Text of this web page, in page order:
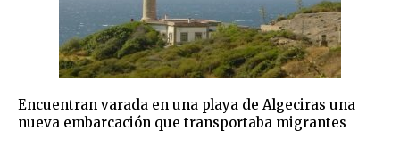
Encuentran varada en una playa de Algeciras una
nueva embarcación que transportaba migrantes